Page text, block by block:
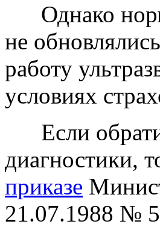
Однако
не
работу
условиях
Если
диагностики,
приказе
21.07.1988 №